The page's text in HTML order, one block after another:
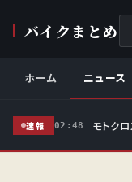
バイクまとめ
イ
内
索
ホーム ニュース
速報 02:48 モトク